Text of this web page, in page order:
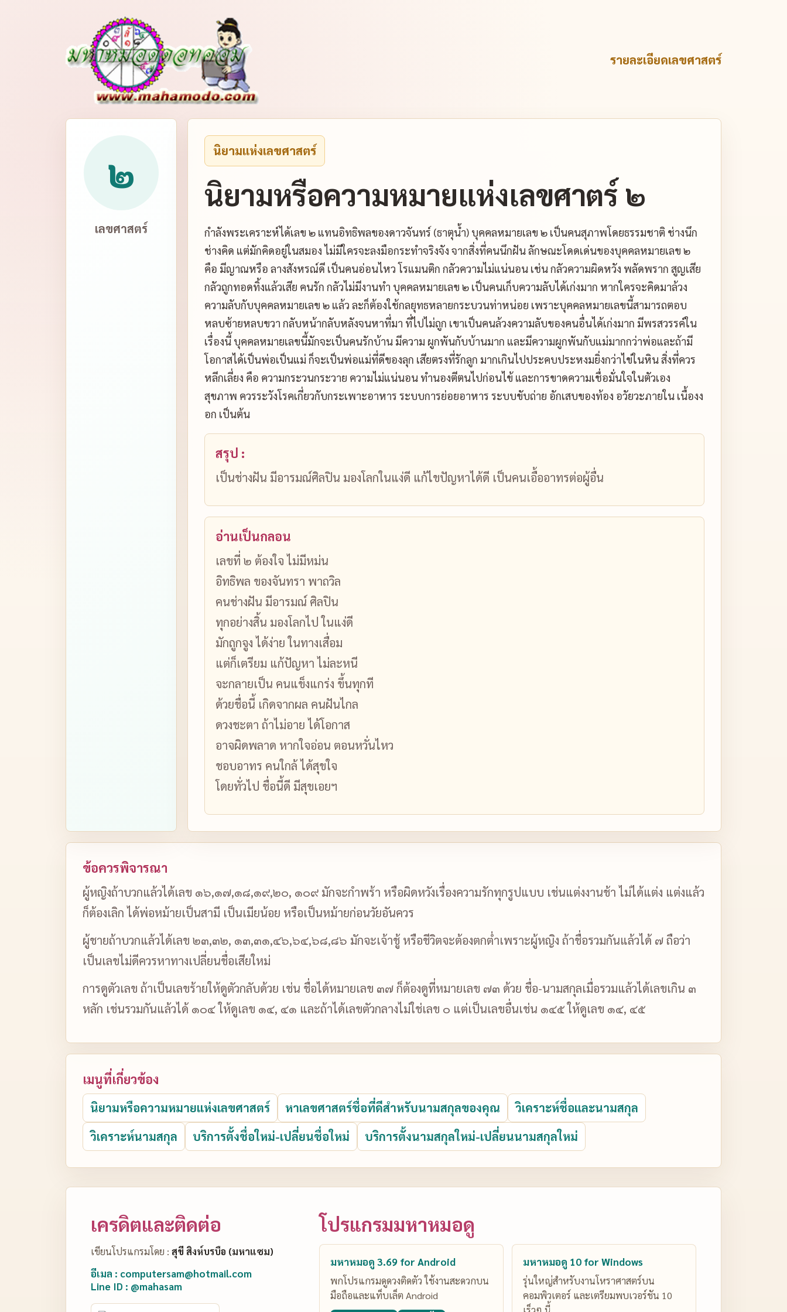
รายละเอียดเลขศาสตร์
๒
เลขศาสตร์
นิยามแห่งเลขศาสตร์
นิยามหรือความหมายแห่งเลขศาตร์ ๒
กำลังพระเคราะห์ได้เลข ๒ แทนอิทธิพลของดาวจันทร์ (ธาตุน้ำ) บุคคลหมายเลข ๒ เป็นคนสุภาพโดยธรรมชาติ ช่างนึก
ช่างคิด แต่มักคิดอยู่ในสมอง ไม่มีใครจะลงมือกระทำจริงจัง จากสิ่งที่คนนึกฝัน ลักษณะโดดเด่นของบุคคลหมายเลข ๒
คือ มีญาณหรือ ลางสังหรณ์ดี เป็นคนอ่อนไหว โรแมนติก กลัวความไม่แน่นอน เช่น กลัวความผิดหวัง พลัดพราก สูญเสีย
กลัวถูกทอดทิ้งแล้วเสีย คนรัก กลัวไม่มีงานทำ บุคคลหมายเลข ๒ เป็นคนเก็บความลับได้เก่งมาก หากใครจะคิดมาล้วง
ความลับกับบุคคลหมายเลข ๒ แล้ว ละก็ต้องใช้กลยุทธหลายกระบวนท่าหน่อย เพราะบุคคลหมายเลขนี้สามารถตอบ
หลบซ้ายหลบขวา กลับหน้ากลับหลังจนหาที่มา ที่ไปไม่ถูก เขาเป็นคนล้วงความลับของคนอื่นได้เก่งมาก มีพรสวรรค์ใน
เรื่องนี้ บุคคลหมายเลขนี้มักจะเป็นคนรักบ้าน มีความ ผูกพันกับบ้านมาก และมีความผูกพันกับแม่มากกว่าพ่อและถ้ามี
โอกาสได้เป็นพ่อเป็นแม่ ก็จะเป็นพ่อแม่ที่ดีของลุก เสียตรงที่รักลูก มากเกินไปประคบประหงมยิ่งกว่าไข่ในหิน สิ่งที่ควร
หลีกเลี่ยง คือ ความกระวนกระวาย ความไม่แน่นอน ทำนองตีตนไปก่อนไข้ และการขาดความเชื่อมั่นใจในตัวเอง
สุขภาพ ควรระวังโรคเกี่ยวกับกระเพาะอาหาร ระบบการย่อยอาหาร ระบบขับถ่าย อักเสบของท้อง อวัยวะภายใน เนื้องง
อก เป็นต้น
สรุป :
เป็นช่างฝัน มีอารมณ์ศิลปิน มองโลกในแง่ดี แก้ไขปัญหาได้ดี เป็นคนเอื้ออาทรต่อผู้อื่น
อ่านเป็นกลอน
เลขที่ ๒ ต้องใจ ไม่มีหม่น
อิทธิพล ของจันทรา พาถวิล
คนช่างฝัน มีอารมณ์ ศิลปิน
ทุกอย่างสิ้น มองโลกไป ในแง่ดี
มักถูกจูง ได้ง่าย ในทางเสื่อม
แต่ก็เตรียม แก้ปัญหา ไม่ละหนี
จะกลายเป็น คนแข็งแกร่ง ขึ้นทุกที
ด้วยชื่อนี้ เกิดจากผล คนฝันไกล
ดวงชะตา ถ้าไม่อาย ได้โอกาส
อาจผิดพลาด หากใจอ่อน ตอนหวั่นไหว
ชอบอาทร คนใกล้ ได้สุขใจ
โดยทั่วไป ชื่อนี้ดี มีสุขเอยฯ
ข้อควรพิจารณา
ผู้หญิงถ้าบวกแล้วได้เลข ๑๖,๑๗,๑๘,๑๙,๒๐, ๑๐๙ มักจะกำพร้า หรือผิดหวังเรื่องความรักทุกรูปแบบ เช่นแต่งงานช้า ไม่ได้แต่ง แต่งแล้ว
ก็ต้องเลิก ได้พ่อหม้ายเป็นสามี เป็นเมียน้อย หรือเป็นหม้ายก่อนวัยอันควร
ผู้ชายถ้าบวกแล้วได้เลข ๒๓,๓๒, ๑๓,๓๑,๔๖,๖๔,๖๘,๘๖ มักจะเจ้าชู้ หรือชีวิตจะต้องตกต่ำเพราะผู้หญิง ถ้าชื่อรวมกันแล้วได้ ๗ ถือว่า
เป็นเลขไม่ดีควรหาทางเปลี่ยนชื่อเสียใหม่
การดูตัวเลข ถ้าเป็นเลขร้ายให้ดูตัวกลับด้วย เช่น ชื่อได้หมายเลข ๓๗ ก็ต้องดูที่หมายเลข ๗๓ ด้วย ชื่อ-นามสกุลเมื่อรวมแล้วได้เลขเกิน ๓
หลัก เช่นรวมกันแล้วได้ ๑๐๔ ให้ดูเลข ๑๔, ๔๑ และถ้าได้เลขตัวกลางไม่ใช่เลข ๐ แต่เป็นเลขอื่นเช่น ๑๔๕ ให้ดูเลข ๑๔, ๔๕
เมนูที่เกี่ยวข้อง
นิยามหรือความหมายแห่งเลขศาสตร์ หาเลขศาสตร์ชื่อที่ดีสำหรับนามสกุลของคุณ
วิเคราะห์ชื่อและนามสกุล
วิเคราะห์นามสกุล
บริการตั้งชื่อใหม่-เปลี่ยนชื่อใหม่ บริการตั้งนามสกุลใหม่-เปลี่ยนนามสกุลใหม่
เครดิตและติดต่อ
เขียนโปรแกรมโดย : สุขี สิงห์บรบือ (มหาแซม)
อีเมล : computersam@hotmail.com
Line ID : @mahasam
โปรแกรมมหาหมอดู
มหาหมอดู 3.69 for Android
พกโปรแกรมดูดวงติดตัว ใช้งานสะดวกบน
มือถือและแท็บเล็ต Android
มหาหมอดู 10 for Windows
รุ่นใหญ่สำหรับงานโหราศาสตร์บน
คอมพิวเตอร์ และเตรียมพบเวอร์ชัน 10